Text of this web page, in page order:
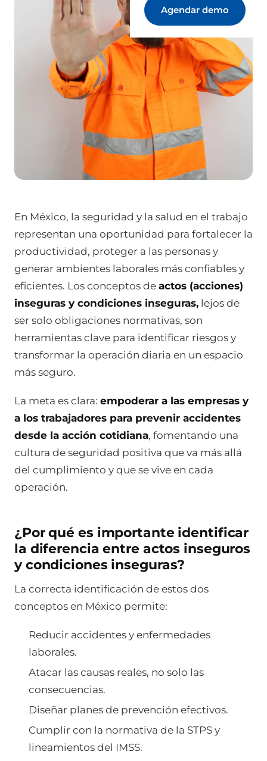
Agendar demo
En México, la seguridad y la salud en el trabajo
representan una oportunidad para fortalecer la
productividad, proteger a las personas y
generar ambientes laborales más confiables y
eficientes. Los conceptos de actos (acciones)
inseguras y condiciones inseguras, lejos de
ser solo obligaciones normativas, son
herramientas clave para identificar riesgos y
transformar la operación diaria en un espacio
más seguro.
La meta es clara: empoderar a las empresas y
a los trabajadores para prevenir accidentes
desde la acción cotidiana, fomentando una
cultura de seguridad positiva que va más allá
del cumplimiento y que se vive en cada
operación.
¿Por qué es importante identificar
la diferencia entre actos inseguros
y condiciones inseguras?
La correcta identificación de estos dos
conceptos en México permite:
Reducir accidentes y enfermedades
laborales.
Atacar las causas reales, no solo las
consecuencias.
Diseñar planes de prevención efectivos.
Cumplir con la normativa de la STPS y
lineamientos del IMSS.